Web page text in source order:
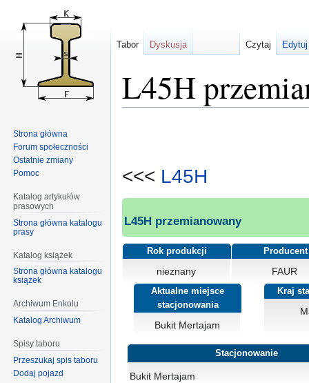
L45H
<<< L45H
L45H przemianowany
Rok produkcji
nieznany
Producent
FAUR
Aktualne miejsce
stacjonowania
Bukit Mertajam
Kraj
Stacjonowanie
Bukit Mertajam
Tabor Dyskusja Czytaj
Strona główna
Forum społeczności
Ostatnie zmiany
Pomoc
Katalog artykułów
prasowych
Strona główna katalogu
prasy
Katalog książek
Strona główna katalogu
książek
Archiwum Enkolu
Katalog Archiwum
Spisy taboru
Przeszukaj spis taboru
Dodaj pojazd